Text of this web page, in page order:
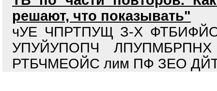
решают, что показывать"
чУЕ ЧПРТПУЩ З-Х
УПУЙУПОПЧ
РТБЧМЕОЙС лим ПФ ЗЕО